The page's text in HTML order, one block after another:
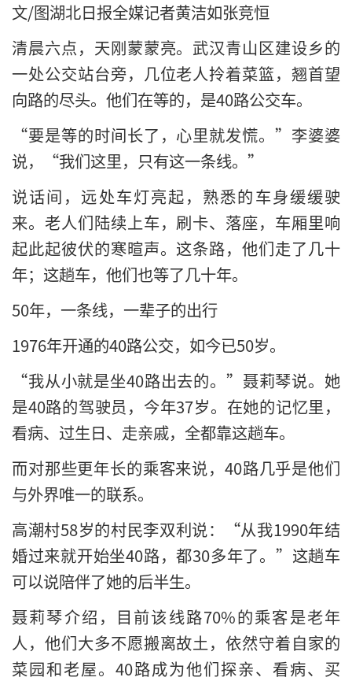
文/图湖北日报全媒记者黄洁如张竞恒
清晨六点，天刚蒙蒙亮。武汉青山区建设乡的
一处公交站台旁，几位老人拎着菜篮，翘首望
向路的尽头。他们在等的，是40路公交车。
“要是等的时间长了，心里就发慌。”李婆婆
说，“我们这里，只有这一条线。”
说话间，远处车灯亮起，熟悉的车身缓缓驶
来。老人们陆续上车，刷卡、落座，车厢里响
起此起彼伏的寒暄声。这条路，他们走了几十
年；这趟车，他们也等了几十年。
50年，一条线，一辈子的出行
1976年开通的40路公交，如今已50岁。
“我从小就是坐40路出去的。”聂莉琴说。她
是40路的驾驶员，今年37岁。在她的记忆里，
看病、过生日、走亲戚，全都靠这趟车。
而对那些更年长的乘客来说，40路几乎是他们
与外界唯一的联系。
高潮村58岁的村民李双利说：“从我1990年结
婚过来就开始坐40路，都30多年了。”这趟车
可以说陪伴了她的后半生。
聂莉琴介绍，目前该线路70%的乘客是老年
人，他们大多不愿搬离故土，依然守着自家的
菜园和老屋。40路成为他们探亲、看病、买